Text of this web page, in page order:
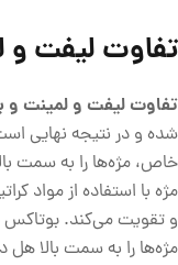
تفاوت لیفت و
تفاوت لیفت و لمینت و
شده و در نتیجه نهایی
خاص، مژه‌ها را به سمت
مژه با استفاده از مواد
و تقویت می‌کند. بوتاکس
مژه‌ها را به سمت بالا هل